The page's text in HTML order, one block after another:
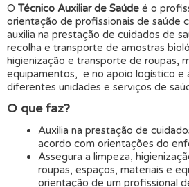
O Técnico Auxiliar de Saúde é o
orientação de profissionais de saúde
auxilia na prestação de cuidados de
recolha e transporte de amostras
higienização e transporte de roupas,
equipamentos, e no apoio logístico e
diferentes unidades e serviços de
O que faz?
Auxilia na prestação de
acordo com orientações do
Assegura a limpeza,
roupas, espaços, materiais e
orientação de um profissional